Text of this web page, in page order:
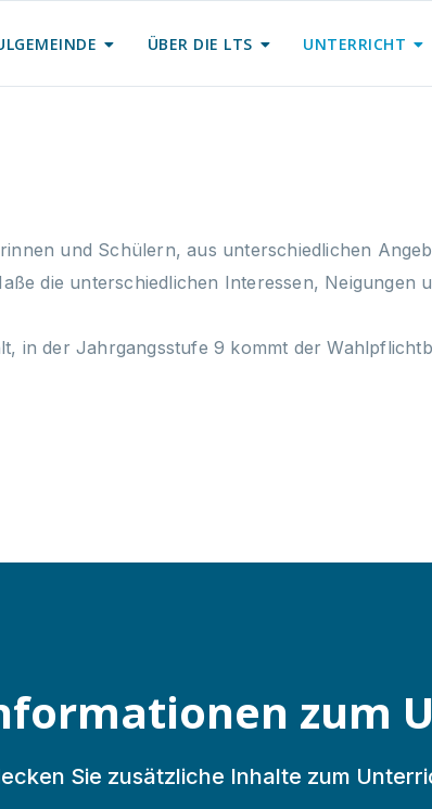
ÜBER DIE LTS UNTERRICHT
und Schülern, aus unterschiedlichen
die unterschiedlichen Interessen, Neigungen
in der Jahrgangsstufe 9 kommt der
zum
Sie zusätzliche Inhalte zum